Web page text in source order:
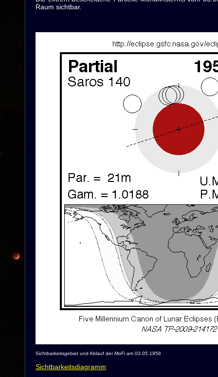
Raum sichtbar.
Sichtbarkeitsgebiet und Ablauf der MoFi am 03.05.1958
Sichtbarkeitsdiagramm